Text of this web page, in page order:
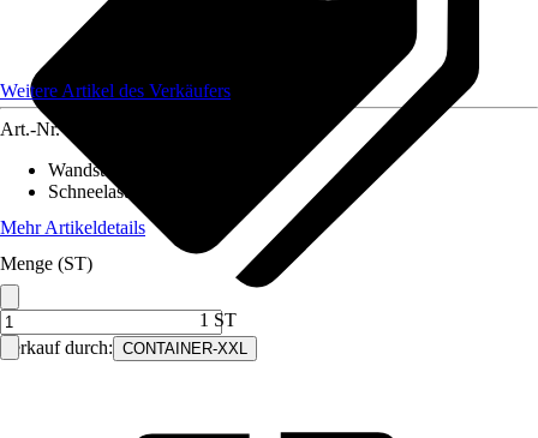
Verkauf durch: CONTAINER-XXL
Weitere Artikel des Verkäufers
Art.-Nr.
Wandstärke
Schneelast
Mehr Artikeldetails
Menge (ST)
1 ST